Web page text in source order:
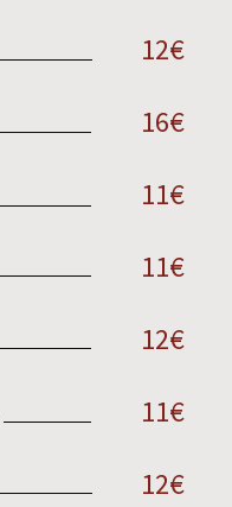
12€
16€
11€
11€
12€
11€
12€